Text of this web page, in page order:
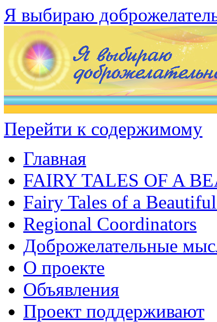
Я выбираю
Перейти к содержимому
Главная
FAIRY TALES OF A
Fairy Tales of a
Regional Coordinators
Доброжелательные
О проекте
Объявления
Проект поддерживают